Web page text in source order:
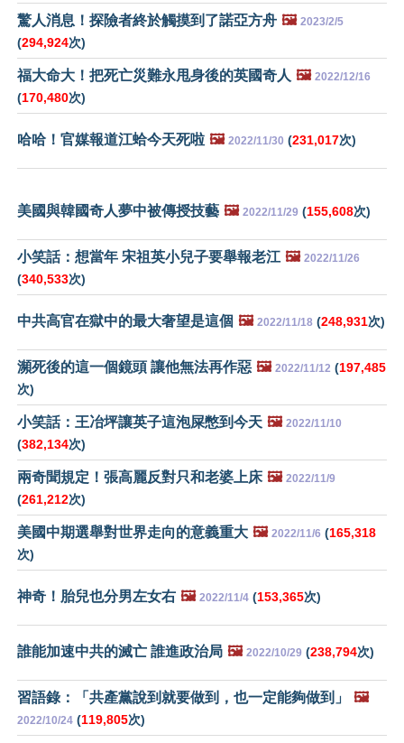
驚人消息！探險者終於觸摸到了諾亞方舟 🖼️ 2023/2/5
(294,924次)
福大命大！把死亡災難永甩身後的英國奇人 🖼️ 2022/12/16
(170,480次)
哈哈！官媒報道江蛤今天死啦 🖼️ 2022/11/30 (231,017次)
美國與韓國奇人夢中被傳授技藝 🖼️ 2022/11/29 (155,608次)
小笑話：想當年 宋祖英小兒子要舉報老江 🖼️ 2022/11/26
(340,533次)
中共高官在獄中的最大奢望是這個 🖼️ 2022/11/18 (248,931次)
瀕死後的這一個鏡頭 讓他無法再作惡 🖼️ 2022/11/12 (197,485
次)
小笑話：王冶坪讓英子這泡屎憋到今天 🖼️ 2022/11/10
(382,134次)
兩奇聞規定！張高麗反對只和老婆上床 🖼️ 2022/11/9
(261,212次)
美國中期選舉對世界走向的意義重大 🖼️ 2022/11/6 (165,318
次)
神奇！胎兒也分男左女右 🖼️ 2022/11/4 (153,365次)
誰能加速中共的滅亡 誰進政治局 🖼️ 2022/10/29 (238,794次)
習語錄：「共產黨說到就要做到，也一定能夠做到」 🖼️
2022/10/24 (119,805次)